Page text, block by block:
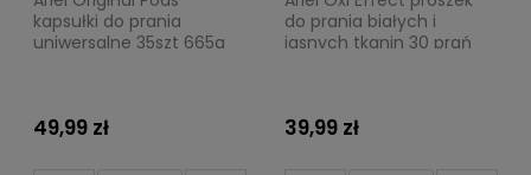
kapsułki do prania
uniwersalne 35szt 665g
49,99 zł
do prania białych i
jasnych tkanin 30 prań
39,99 zł